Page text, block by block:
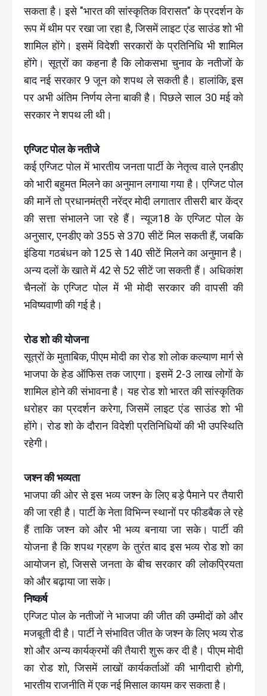
सकता है। इसे "भारत की सांस्कृतिक विरासत" के प्रदर्शन के
रूप में थीम पर रखा जा रहा है, जिसमें लाइट एंड साउंड शो भी
शामिल होंगे। इसमें विदेशी सरकारों के प्रतिनिधि भी शामिल
होंगे। सूत्रों का कहना है कि लोकसभा चुनाव के नतीजों के
बाद नई सरकार 9 जून को शपथ ले सकती है। हालांकि, इस
पर अभी अंतिम निर्णय लेना बाकी है। पिछले साल 30 मई को
सरकार ने शपथ ली थी।
एग्जिट पोल के नतीजे
कई एग्जिट पोल में भारतीय जनता पार्टी के नेतृत्व वाले एनडीए
को भारी बहुमत मिलने का अनुमान लगाया गया है। एग्जिट पोल
की मानें तो प्रधानमंत्री नरेंद्र मोदी लगातार तीसरी बार केंद्र
की सत्ता संभालने जा रहे हैं। न्यूज18 के एग्जिट पोल के
अनुसार, एनडीए को 355 से 370 सीटें मिल सकती हैं, जबकि
इंडिया गठबंधन को 125 से 140 सीटें मिलने का अनुमान है।
अन्य दलों के खाते में 42 से 52 सीटें जा सकती हैं। अधिकांश
चैनलों के एग्जिट पोल में भी मोदी सरकार की वापसी की
भविष्यवाणी की गई है।
रोड शो की योजना
सूत्रों के मुताबिक, पीएम मोदी का रोड शो लोक कल्याण मार्ग से
भाजपा के हेड ऑफिस तक जाएगा। इसमें 2-3 लाख लोगों के
शामिल होने की संभावना है। यह रोड शो भारत की सांस्कृतिक
धरोहर का प्रदर्शन करेगा, जिसमें लाइट एंड साउंड शो भी
होंगे। रोड शो के दौरान विदेशी प्रतिनिधियों की भी उपस्थिति
रहेगी।
जश्न की भव्यता
भाजपा की ओर से इस भव्य जश्न के लिए बड़े पैमाने पर तैयारी
की जा रही है। पार्टी के नेता विभिन्न स्थानों पर फीडबैक ले रहे
हैं ताकि जश्न को और भी भव्य बनाया जा सके। पार्टी की
योजना है कि शपथ ग्रहण के तुरंत बाद इस भव्य रोड शो का
आयोजन हो, जिससे जनता के बीच सरकार की लोकप्रियता
को और बढ़ाया जा सके।
निष्कर्ष
एग्जिट पोल के नतीजों ने भाजपा की जीत की उम्मीदों को और
मजबूती दी है। पार्टी ने संभावित जीत के जश्न के लिए भव्य रोड
शो और अन्य कार्यक्रमों की तैयारी शुरू कर दी है। पीएम मोदी
का रोड शो, जिसमें लाखों कार्यकर्ताओं की भागीदारी होगी,
भारतीय राजनीति में एक नई मिसाल कायम कर सकता है।